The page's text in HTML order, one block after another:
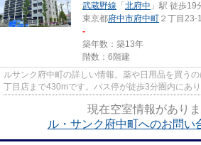
武蔵野線 「 北府中 」駅 徒歩19
東京都府中市府中町 ２丁目23-
-
築年数：築13年
階数：6階建
ルサンク府中町の詳しい情報。薬や日用品を買う
丁目店まで430mです。バス停が徒歩3分圏内にあ
現在空室情報がありま
ル・サンク府中町へのお問い